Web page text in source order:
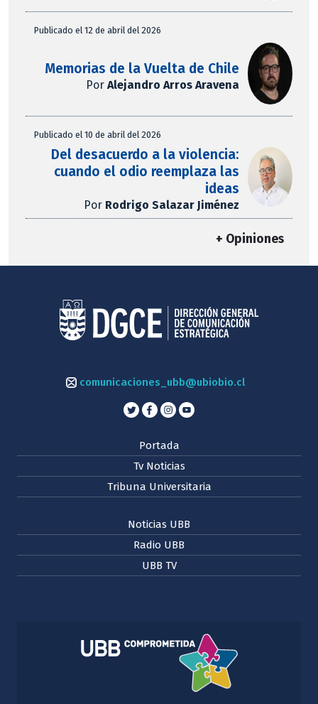
Publicado el 12 de abril del 2026
Memorias de la Vuelta de Chile
PorAlejandro Arros Aravena
Publicado el 10 de abril del 2026
Del desacuerdo a la violencia:
cuando el odio reemplaza las
ideas
Por Rodrigo Salazar Jiménez
+ Opiniones
comunicaciones_ubb@ubiobio.cl
Portada
Tv Noticias
Tribuna Universitaria
Noticias UBB
Radio UBB
UBB TV